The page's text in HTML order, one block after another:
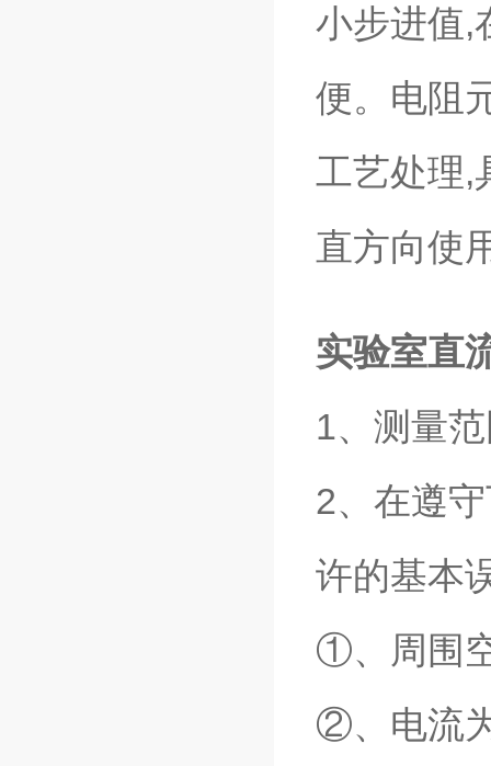
小步进值,
便。电阻
工艺处理,
直方向使
实验室直
1、测量
2、在遵
许的基本
①、周围
②、电流